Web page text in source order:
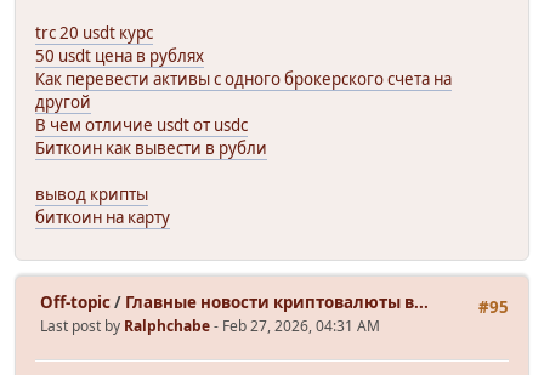
trc 20 usdt курс
50 usdt цена в рублях
Как перевести активы с одного брокерского счета на
другой
В чем отличие usdt от usdc
Биткоин как вывести в рубли
вывод крипты
биткоин на карту
#95
Off-topic/ Главные новости криптовалюты в...
Last post by Ralphchabe- Feb 27, 2026, 04:31 AM